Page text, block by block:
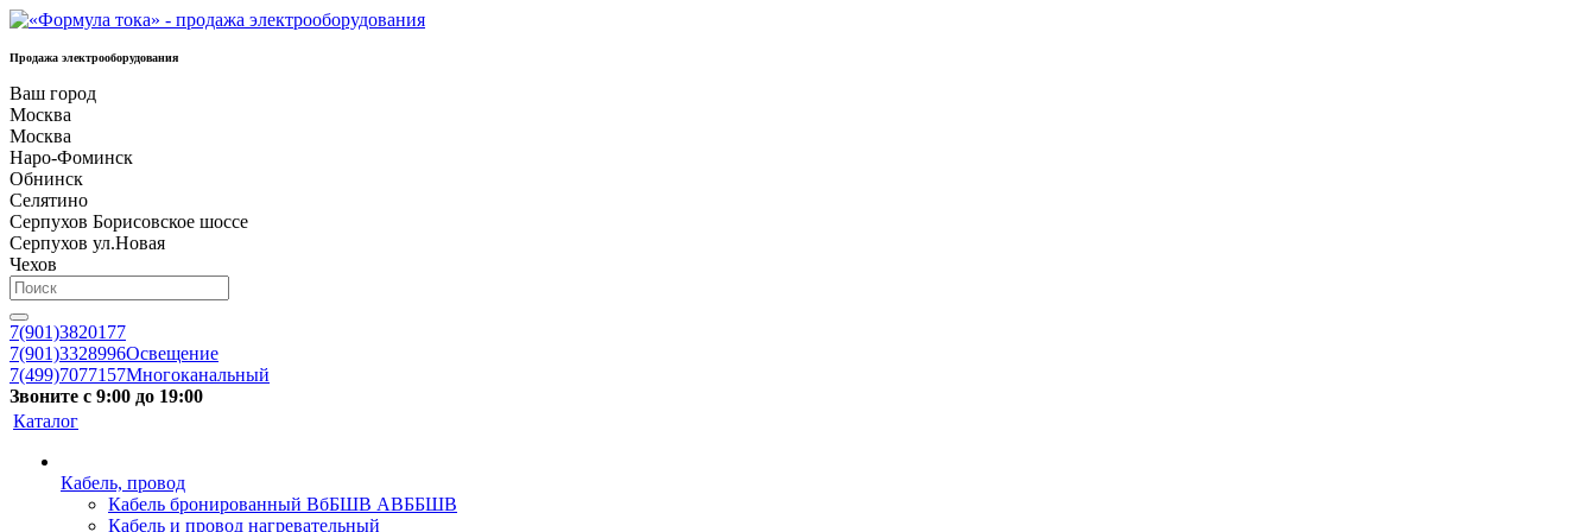
Продажа электрооборудования
Ваш город
Москва
Москва
Наро-Фоминск
Обнинск
Селятино
Серпухов Борисовское шоссе
Серпухов ул.Новая
Чехов
7(901)3820177
7(901)3328996Освещение
7(499)7077157Многоканальный
Звоните с 9:00 до 19:00
Каталог
Кабель, провод
Кабель бронированный ВбБШВ АВББШВ
Кабель и провод нагревательный